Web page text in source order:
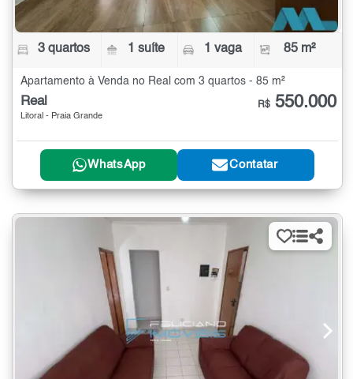
3 quartos 1 suíte 1 vaga 85 m²
Apartamento à Venda no Real com 3 quartos - 85 m²
Real
Litoral - Praia Grande
R$ 550.000
WhatsApp Contatar